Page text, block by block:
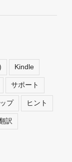
Kindle
サポート
プ ヒント
訳